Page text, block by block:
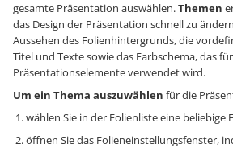
gesamte Präsentation auswählen.Themen
das Design der Präsentation schnell zu
Aussehen des Folienhintergrunds, die
Titel und Texte sowie das Farbschema, das
Präsentationselemente verwendet wird.
Um ein Thema auszuwählen für die
wählen Sie in der Folienliste eine beliebige
öffnen Sie das Folieneinstellungsfenster,